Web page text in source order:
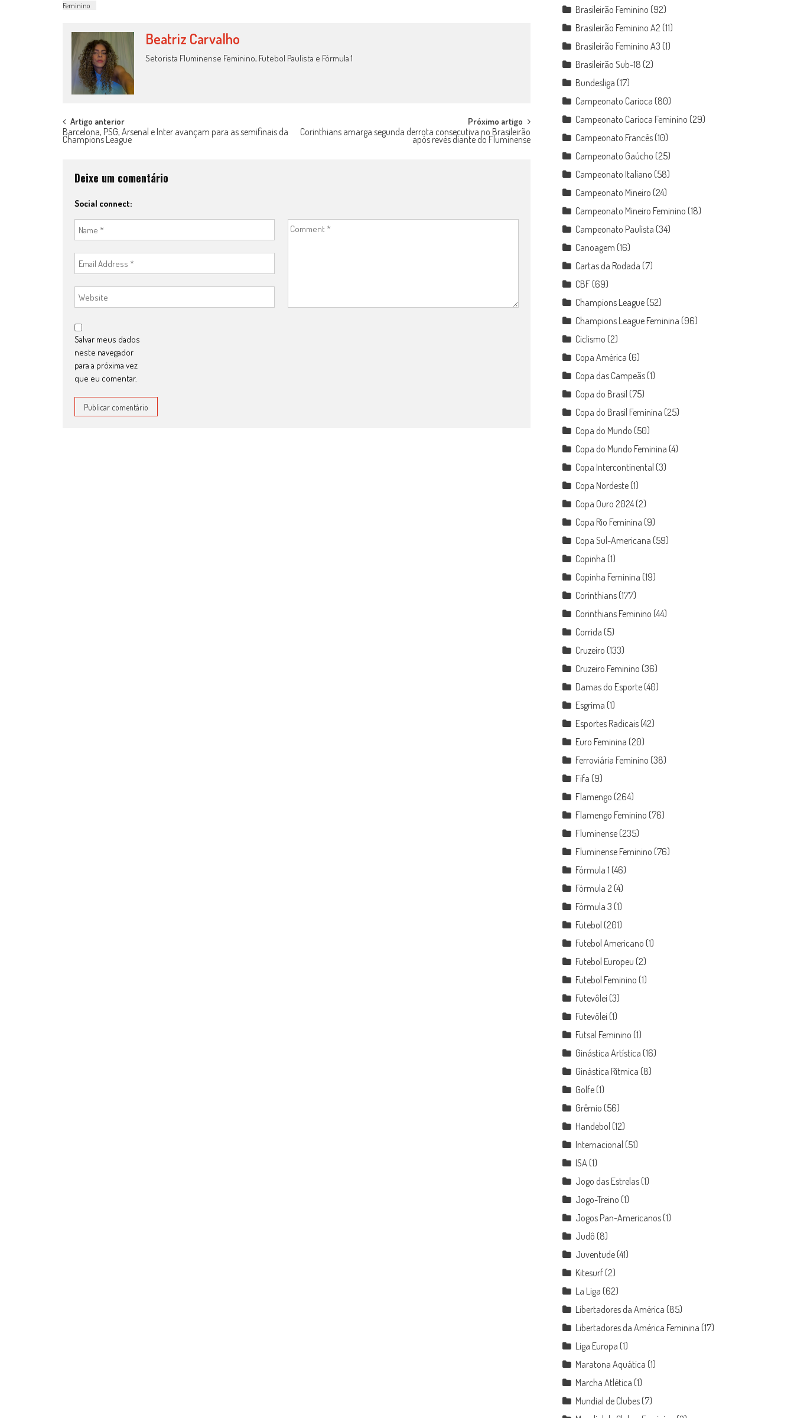
Feminino
Beatriz Carvalho
Setorista Fluminense Feminino, Futebol Paulista e Fórmula 1
Post
navigation
Artigo anterior
Barcelona, PSG, Arsenal e Inter avançam para as semifinais da
Champions League
Próximo artigo
Corinthians amarga segunda derrota consecutiva no Brasileirão
após revés diante do Fluminense
Deixe um comentário
Social connect:
Salvar meus dados
neste navegador
para a próxima vez
que eu comentar.
Brasileirão Feminino (92)
Brasileirão Feminino A2 (11)
Brasileirão Feminino A3 (1)
Brasileirão Sub-18 (2)
Bundesliga (17)
Campeonato Carioca (80)
Campeonato Carioca Feminino (29)
Campeonato Francês (10)
Campeonato Gaúcho (25)
Campeonato Italiano (58)
Campeonato Mineiro (24)
Campeonato Mineiro Feminino (18)
Campeonato Paulista (34)
Canoagem (16)
Cartas da Rodada (7)
CBF (69)
Champions League (52)
Champions League Feminina (96)
Ciclismo (2)
Copa América (6)
Copa das Campeãs (1)
Copa do Brasil (75)
Copa do Brasil Feminina (25)
Copa do Mundo (50)
Copa do Mundo Feminina (4)
Copa Intercontinental (3)
Copa Nordeste (1)
Copa Ouro 2024(2)
Copa Rio Feminina (9)
Copa Sul-Americana (59)
Copinha (1)
Copinha Feminina (19)
Corinthians (177)
Corinthians Feminino (44)
Corrida (5)
Cruzeiro (133)
Cruzeiro Feminino (36)
Damas do Esporte (40)
Esgrima (1)
Esportes Radicais (42)
Euro Feminina (20)
Ferroviária Feminino (38)
Fifa (9)
Flamengo (264)
Flamengo Feminino (76)
Fluminense (235)
Fluminense Feminino (76)
Fórmula 1 (46)
Fórmula 2 (4)
Fórmula 3 (1)
Futebol (201)
Futebol Americano (1)
Futebol Europeu (2)
Futebol Feminino (1)
Futevôlei (3)
Futevôlei (1)
Futsal Feminino (1)
Ginástica Artística (16)
Ginástica Rítmica (8)
Golfe (1)
Grêmio (56)
Handebol (12)
Internacional (51)
ISA (1)
Jogo das Estrelas (1)
Jogo-Treino (1)
Jogos Pan-Americanos (1)
Judô (8)
Juventude (41)
Kitesurf (2)
La Liga (62)
Libertadores da América (85)
Libertadores da América Feminina (17)
Liga Europa (1)
Maratona Aquática (1)
Marcha Atlética (1)
Mundial de Clubes (7)